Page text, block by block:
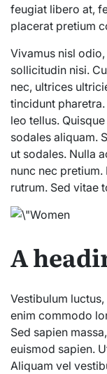
feugiat libero at,
placerat pretium
Vivamus nisl
sollicitudin nisi.
nec, ultrices
tincidunt
leo tellus.
sodales aliquam.
ut sodales. Nulla
nunc nec
rutrum. Sed vitae
A
Vestibulum
enim commodo
Sed sapien
euismod sapien.
Aliquam vel